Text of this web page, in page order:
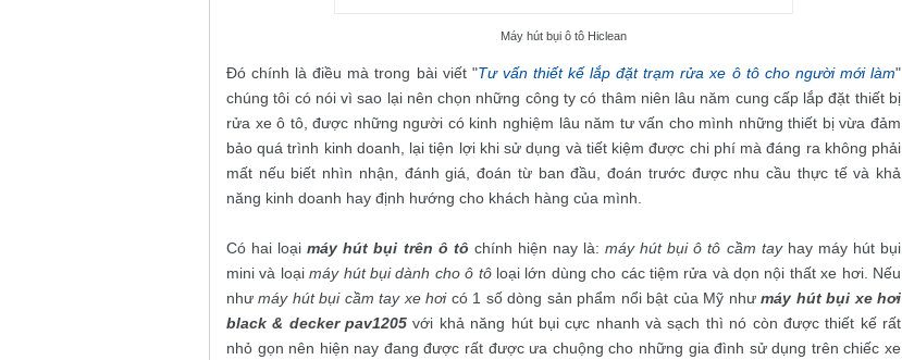
Máy hút bụi ô tô Hiclean
Đó chính là điều mà trong bài viết "Tư vấn thiết kế lắp đặt trạm rửa xe ô tô cho người mới làm"
chúng tôi có nói vì sao lại nên chọn những công ty có thâm niên lâu năm cung cấp lắp đặt thiết bị
rửa xe ô tô, được những người có kinh nghiệm lâu năm tư vấn cho mình những thiết bị vừa đảm
bảo quá trình kinh doanh, lại tiện lợi khi sử dụng và tiết kiệm được chi phí mà đáng ra không phải
mất nếu biết nhìn nhận, đánh giá, đoán từ ban đầu, đoán trước được nhu cầu thực tế và khả
năng kinh doanh hay định hướng cho khách hàng của mình.
Có hai loạimáy hút bụi trên ô tô chính hiện nay là:máy hút bụi ô tô cầm tayhay máy hút bụi
mini và loạimáy hút bụi dành cho ô tôloại lớn dùng cho các tiệm rửa và dọn nội thất xe hơi. Nếu
nhưmáy hút bụi cầm tay xe hơicó 1 số dòng sản phẩm nổi bật của Mỹ nhưmáy hút bụi xe hơi
black & decker pav1205 với khả năng hút bụi cực nhanh và sạch thì nó còn được thiết kế rất
nhỏ gọn nên hiện nay đang được rất được ưa chuộng cho những gia đình sử dụng trên chiếc xe